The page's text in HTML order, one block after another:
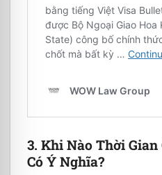
3. Khi Nào Thời
Có Ý Nghĩa?